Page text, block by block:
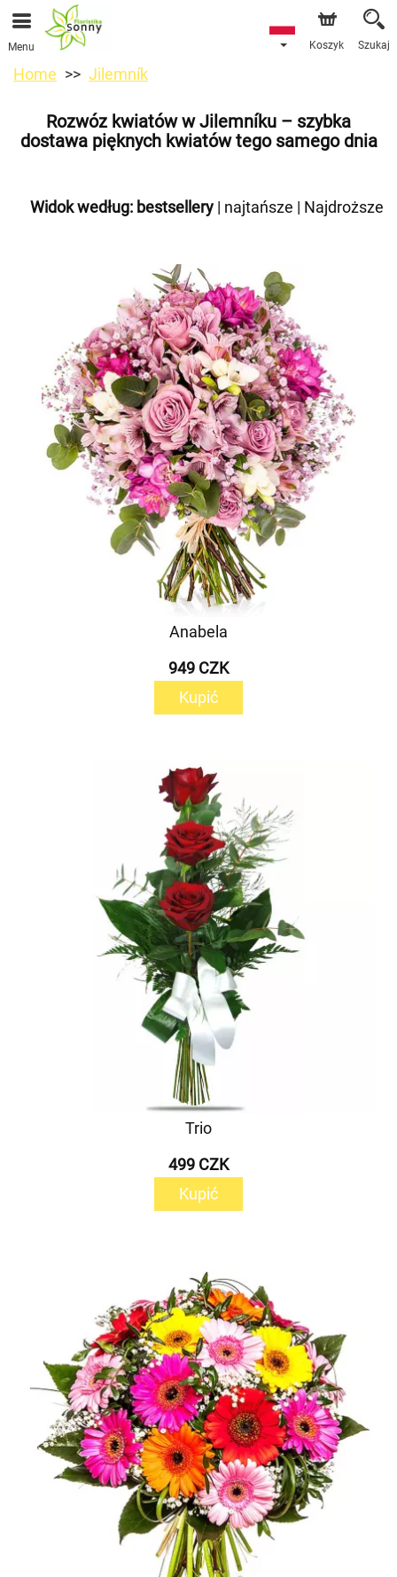
Menu Koszyk Szukaj
Home Jilemník
Rozwóz kwiatów w Jilemníku – szybka
dostawa pięknych kwiatów tego samego dnia
Widok według: bestsellery | najtańsze | Najdroższe
Anabela
949 CZK
Kupić
Trio
499 CZK
Kupić